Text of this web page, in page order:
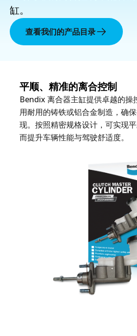
缸。
查看我们的产品目录
平顺、精准的离合控制
Bendix 离合器主缸提供卓越的操
用耐用的铸铁或铝合金制造，确
现。按照精密规格设计，可实现
而提升车辆性能与驾驶舒适度。